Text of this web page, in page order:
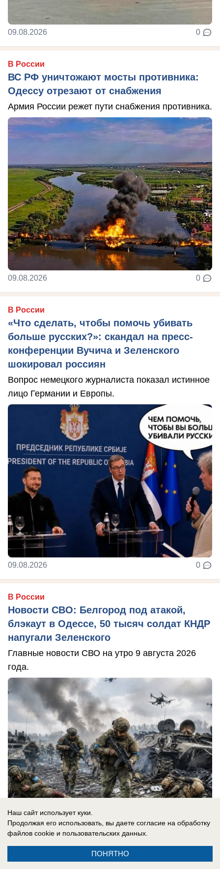
09.08.2026 0
В России
ВС РФ уничтожают мосты противника:
Одессу отрезают от снабжения
Армия России режет пути снабжения противника.
09.08.2026 0
В России
«Что сделать, чтобы помочь убивать
больше русских?»: скандал на пресс-
конференции Вучича и Зеленского
шокировал россиян
Вопрос немецкого журналиста показал истинное
лицо Германии и Европы.
09.08.2026 0
В России
Новости СВО: Белгород под атакой,
блэкаут в Одессе, 50 тысяч солдат КНДР
напугали Зеленского
Главные новости СВО на утро 9 августа 2026
года.
09.08.2026
Наш сайт использует куки.
Продолжая его использовать, вы даете согласие на обработку
файлов cookie и пользовательских данных.
ПОНЯТНО